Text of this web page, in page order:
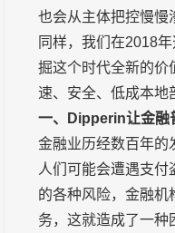
也会从主体把控慢慢
同样，我们在2018
掘这个时代全新的价
速、安全、低成本地
一、Dipperin让金融
金融业历经数百年的
人们可能会遭遇支
的各种风险，金融机
务，这就造成了一种